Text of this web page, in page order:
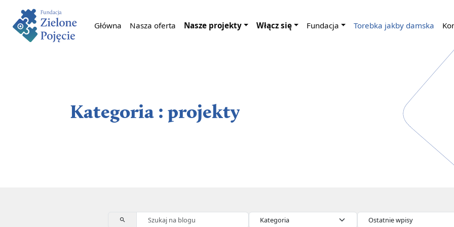
Główna Nasza oferta Nasze projekty Włącz się Fundacja Torebka jakby damska
Kategoria : projekty
Kategorie